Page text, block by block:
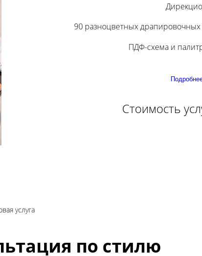
90 разноцветных
ПДФ-схема и
Стоимость
услуга
по стилю